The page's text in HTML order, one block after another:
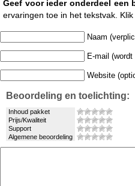
Geef voor ieder onderdeel een
ervaringen toe in het tekstvak.
Naam
E-mail
Website
Beoordeling en toelichting:
Inhoud pakket
Prijs/Kwaliteit
Support
Algemene beoordeling